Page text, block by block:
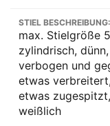
STIEL BESCHREIBUNG:
max. Stielgröße
zylindrisch,
verbogen und
etwas
etwas
weißlich